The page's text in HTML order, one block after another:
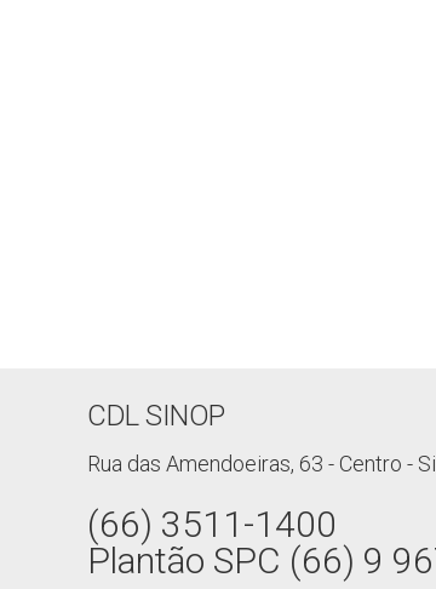
CDL SINOP
Rua das Amendoeiras, 63 - Centro -
(66) 3511-1400
Plantão SPC (66) 9